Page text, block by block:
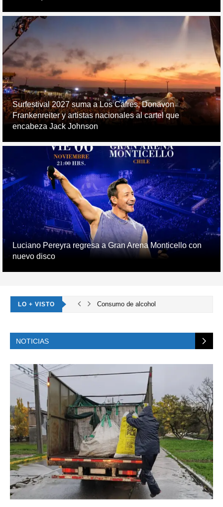
Surfestival 2027 suma a Los Cafres, Donavon
Frankenreiter y artistas nacionales al cartel que
encabeza Jack Johnson
Luciano Pereyra regresa a Gran Arena Monticello con
nuevo disco
LO + VISTO Consumo de alcohol
NOTICIAS